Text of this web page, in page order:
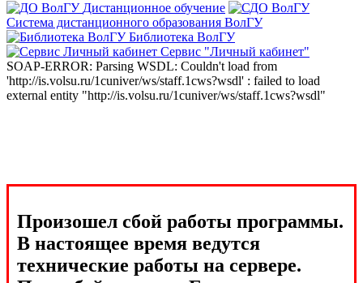
Дистанционное обучение
Система дистанционного образования ВолГУ
Библиотека ВолГУ
Сервис "Личный кабинет"
SOAP-ERROR: Parsing WSDL: Couldn't load from
'http://is.volsu.ru/1cuniver/ws/staff.1cws?wsdl' : failed to load
external entity "http://is.volsu.ru/1cuniver/ws/staff.1cws?wsdl"
Произошел сбой работы программы.
В настоящее время ведутся
технические работы на сервере.